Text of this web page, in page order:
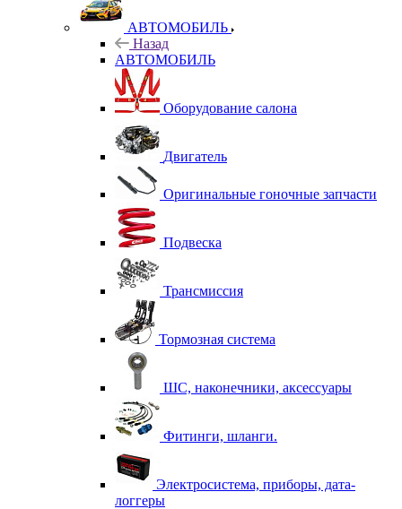
АВТОМОБИЛЬ
Назад
АВТОМОБИЛЬ
Оборудование салона
Двигатель
Оригинальные гоночные запчасти
Подвеска
Трансмиссия
Тормозная система
ШС, наконечники, аксессуары
Фитинги, шланги.
Электросистема, приборы, дата-
логгеры